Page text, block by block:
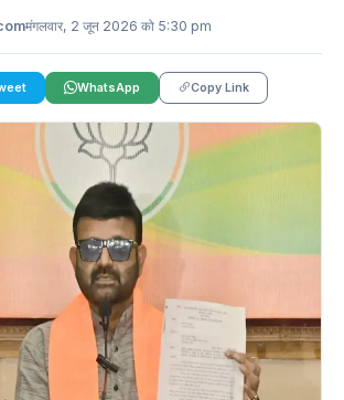
मंगलवार, 2 जून 2026 को 5:30 pm
WhatsApp Copy Link